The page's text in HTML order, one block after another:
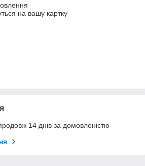
на вашу картку
14 днів за домовленістю